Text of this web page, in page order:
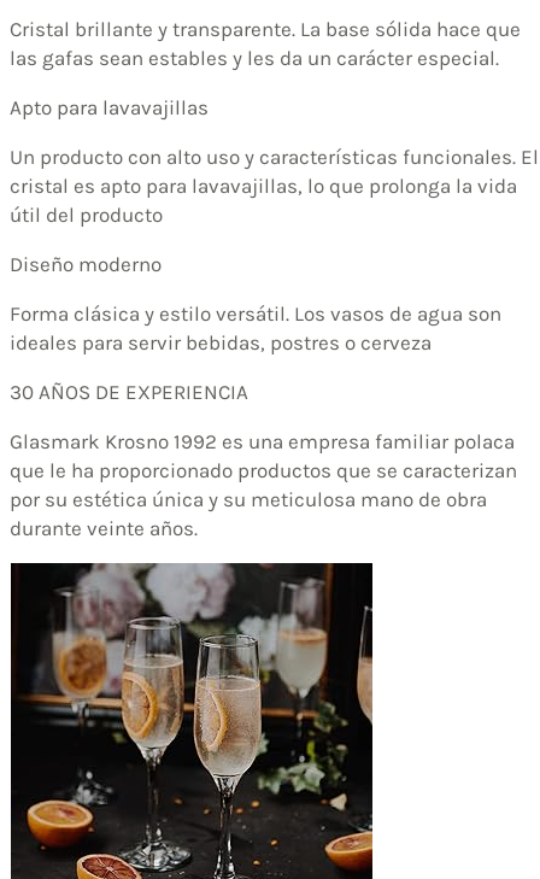
Cristal brillante y transparente. La base sólida hace que
las gafas sean estables y les da un carácter especial.
Apto para lavavajillas
Un producto con alto uso y características funcionales. El
cristal es apto para lavavajillas, lo que prolonga la vida
útil del producto
Diseño moderno
Forma clásica y estilo versátil. Los vasos de agua son
ideales para servir bebidas, postres o cerveza
30 AÑOS DE EXPERIENCIA
Glasmark Krosno 1992 es una empresa familiar polaca
que le ha proporcionado productos que se caracterizan
por su estética única y su meticulosa mano de obra
durante veinte años.